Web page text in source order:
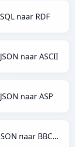
SQL naar RDF
JSON naar ASCII
JSON naar ASP
JSON naar BBCode